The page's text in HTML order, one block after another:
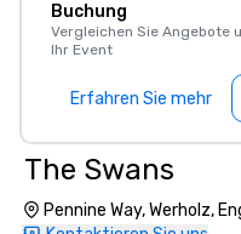
Buchung
Vergleichen Sie Angebote
Ihr Event
Erfahren Sie mehr
The Swans
Pennine Way, Werholz,